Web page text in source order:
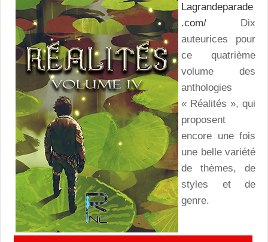
Lagrandeparade
.com/ Dix
auteurices pour
ce quatrième
volume des
anthologies
« Réalités », qui
proposent
encore une fois
une belle variété
de thèmes, de
styles et de
genre.